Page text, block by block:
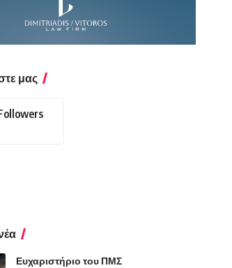
μας
Ευχαριστήριο του ΠΜΣ